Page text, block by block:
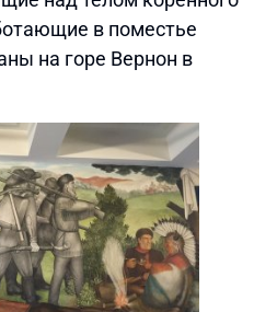
в поместье
на горе Вернон в